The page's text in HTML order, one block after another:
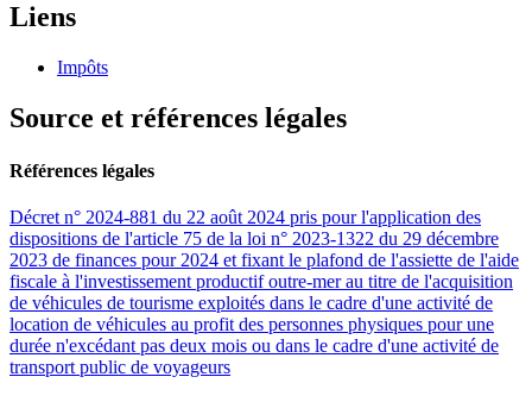
Liens
Impôts
Source et références légales
Références légales
Décret n° 2024-881 du 22 août 2024 pris pour l'application des
dispositions de l'article 75 de la loi n° 2023-1322 du 29 décembre
2023 de finances pour 2024 et fixant le plafond de l'assiette de l'aide
fiscale à l'investissement productif outre-mer au titre de l'acquisition
de véhicules de tourisme exploités dans le cadre d'une activité de
location de véhicules au profit des personnes physiques pour une
durée n'excédant pas deux mois ou dans le cadre d'une activité de
transport public de voyageurs